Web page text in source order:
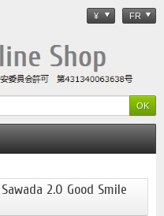
¥ FR
2.0 Good Smile